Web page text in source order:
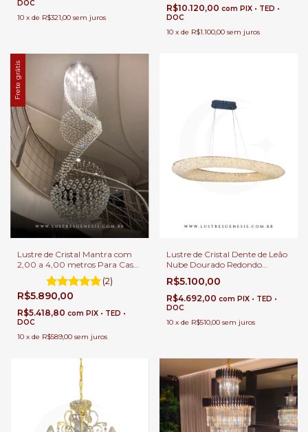
DOC
10 x de R$321,00 sem juros
R$10.120,00 com PIX • TED •
DOC
10 x de R$1.100,00 sem juros
Frete grátis
Lustre de Cristal Mantra com
2,00 a 4,00 metros Para Casas
com Pé Direito Duplo
(2)
R$5.890,00
R$5.418,80 com PIX • TED •
DOC
10 x de R$589,00 sem juros
Lustre de Cristal Dente de Leão
Nube Dourado Redondo
Ø120cm de LED 84w 3000K
Para Sala de Jantar Pé Direito
Duplo
R$5.100,00
R$4.692,00 com PIX • TED •
DOC
10 x de R$510,00 sem juros